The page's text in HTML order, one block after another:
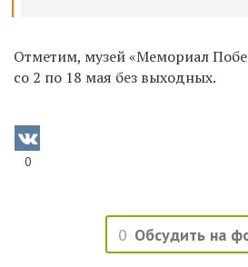
Отметим, музей«Мемориал
со 2 по 18 мая без выходных.
0
0 Обсудить на